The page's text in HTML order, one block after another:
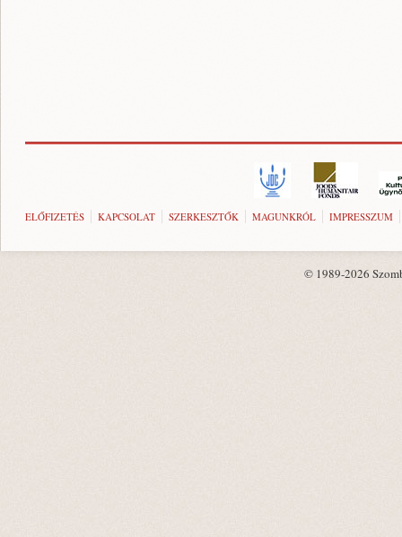
ELŐFIZETÉS KAPCSOLAT SZERKESZTŐK MAGUNKRÓL IMPRESSZUM
© 1989-2026